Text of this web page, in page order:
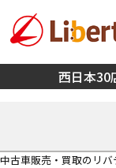
西日本30
中古車販売・買取のリバ